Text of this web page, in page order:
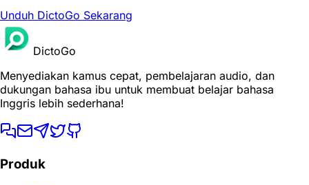
Unduh DictoGo Sekarang
DictoGo
Menyediakan kamus cepat, pembelajaran audio, dan
dukungan bahasa ibu untuk membuat belajar bahasa
Inggris lebih sederhana!
Produk